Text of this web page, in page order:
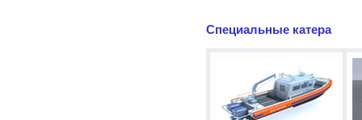
Специальные катера